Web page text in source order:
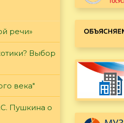
речи»
Выбор
века"
Пушкина о